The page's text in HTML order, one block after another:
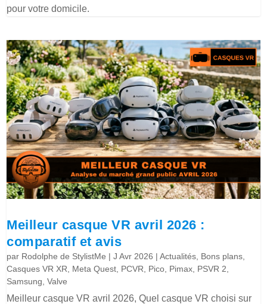
pour votre domicile.
Meilleur casque VR avril 2026 :
comparatif et avis
par Rodolphe de StylistMe |J Avr 2026 |Actualités Bons plans
Casques VR XR
Meta Quest PCVR Pico Pimax PSVR 2
Samsung ,Valve
Meilleur casque VR avril 2026, Quel casque VR choisi sur